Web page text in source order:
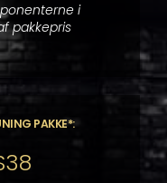
i
pakkepris
PAKKE*: